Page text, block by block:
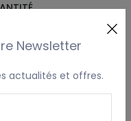
, doté d’unbord
Newsletter
actualités et offres.